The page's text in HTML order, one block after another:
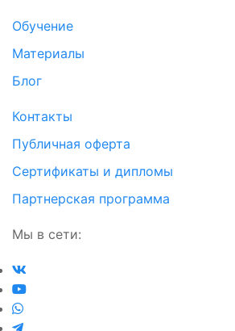
Обучение
Материалы
Блог
Контакты
Публичная оферта
Сертификаты и дипломы
Партнерская программа
Мы в сети: